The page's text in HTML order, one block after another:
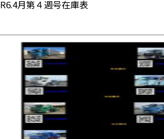
R6.4月第４週号在庫表